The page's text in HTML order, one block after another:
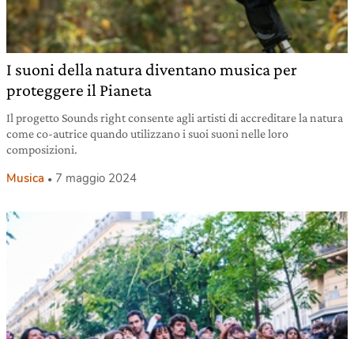
I suoni della natura diventano musica per
proteggere il Pianeta
Il progetto Sounds right consente agli artisti di accreditare la natura
come co-autrice quando utilizzano i suoi suoni nelle loro
composizioni.
Musica 7 maggio 2024